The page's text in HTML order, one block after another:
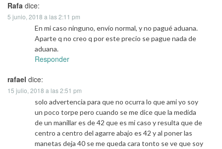
Rafa dice:
5 junio, 2018 a las 2:11 pm
En mi caso ninguno, envío normal, y no pagué aduana.
Aparte q no creo q por este precio se pague nada de
aduana.
Responder
rafael dice:
15 julio, 2018 a las 2:51 pm
solo advertencia para que no ocurra lo que ami yo soy
un poco torpe pero cuando se me dice que la medida
de un manillar es de 42 que es mi caso y resulta que de
centro a centro del agarre abajo es 42 y al poner las
manetas deja 40 se me queda cara tonto se ve que soy